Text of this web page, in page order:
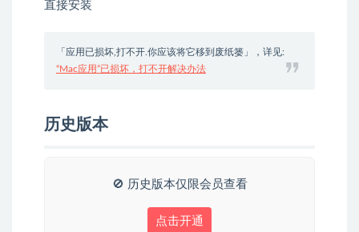
直接安装
「应用已损坏,打不开.你应该将它移到废纸篓」，详见:
“Mac应用”已损坏，打不开解决办法
历史版本
🚫 历史版本仅限会员查看
点击开通